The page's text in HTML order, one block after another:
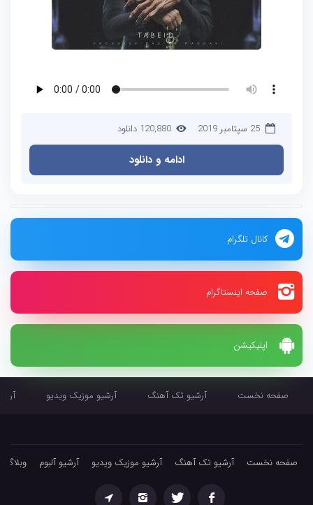
اپلیکیشن
25 سپتامبر 2019 120,880 دانلود
ادامه و دانلود
کانال تلگرام
صفحه اینستاگرام
صفحه نخست آرشیو تک آهنگ آرشیو موزیک ویدیو
صفحه نخست آرشیو تک آهنگ آرشیو موزیک ویدیو آرشیو آلبوم وبلاگ